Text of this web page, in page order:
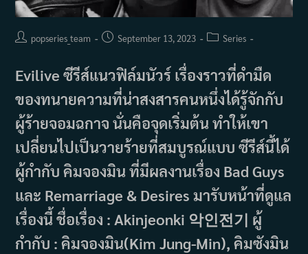
Postpopseries_team
PostSeptember 13, 2023
PostSeries
Evilive ซีรีส์แนวฟิล์มนัวร์ เรื่องราวที่ดำมืด
ของทนายความที่น่าสงสารคนหนึ่งได้รู้จักกับ
ผู้ร้ายจอมฉกาจ นั่นคือจุดเริ่มต้น ทำให้เขา
เปลี่ยนไปเป็นวายร้ายที่สมบูรณ์แบบ ซีรีส์นี้ได้
ผู้กำกับ คิมจองมิน ที่มีผลงานเรื่อง Bad Guys
และ Remarriage & Desires มารับหน้าที่ดูแล
เรื่องนี้ ชื่อเรื่อง : Akinjeonki 악인전기 ผู้
กำกับ : คิมจองมิน(Kim Jung-Min), คิมซังมิน